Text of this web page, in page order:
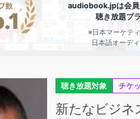
audiobook.jpは会員
聴き放題プ
※日本マーケテ
日本語オーデ
聴き放題対象 チケ
新たなビジネ